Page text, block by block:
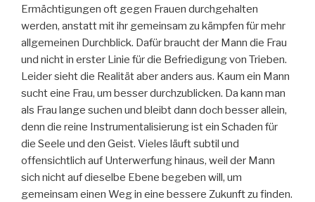
Ermächtigungen oft gegen Frauen durchgehalten
werden, anstatt mit ihr gemeinsam zu kämpfen für mehr
allgemeinen Durchblick. Dafür braucht der Mann die Frau
und nicht in erster Linie für die Befriedigung von Trieben.
Leider sieht die Realität aber anders aus. Kaum ein Mann
sucht eine Frau, um besser durchzublicken. Da kann man
als Frau lange suchen und bleibt dann doch besser allein,
denn die reine Instrumentalisierung ist ein Schaden für
die Seele und den Geist. Vieles läuft subtil und
offensichtlich auf Unterwerfung hinaus, weil der Mann
sich nicht auf dieselbe Ebene begeben will, um
gemeinsam einen Weg in eine bessere Zukunft zu finden.